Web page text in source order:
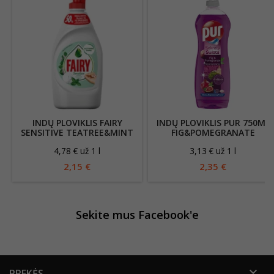
INDŲ PLOVIKLIS FAIRY
SENSITIVE TEATREE&MINT
4,78 € už 1 l
2,15 €
INDŲ PLOVIKLIS PUR 750ML
FIG&POMEGRANATE
3,13 € už 1 l
2,35 €
Sekite mus Facebook'e